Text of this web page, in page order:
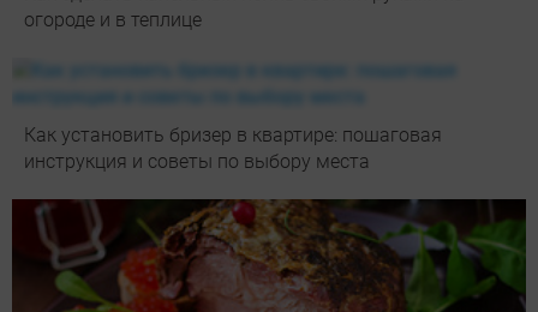
огороде и в теплице
Как установить бризер в квартире: пошаговая
инструкция и советы по выбору места